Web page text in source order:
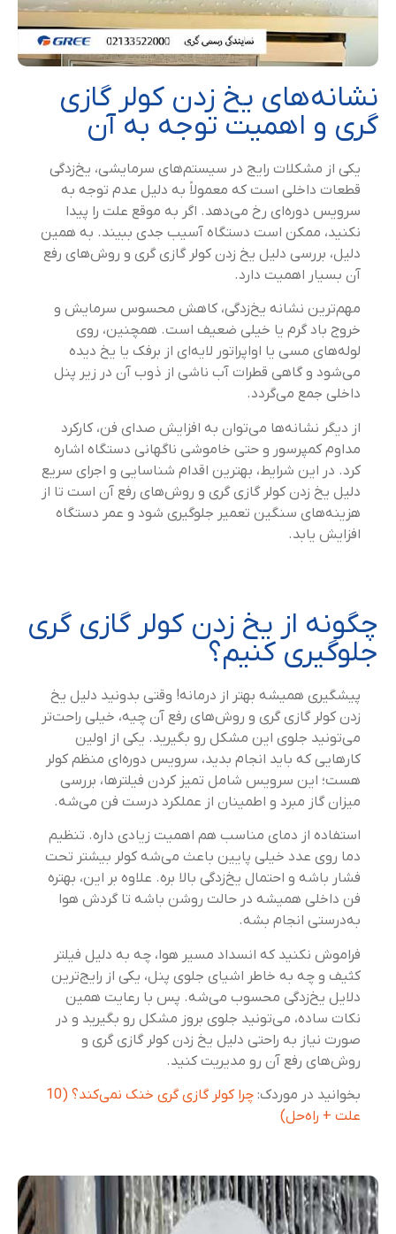
نشانه‌های یخ زدن کولر گازی
گری و اهمیت توجه به آن
یکی از مشکلات رایج در سیستم‌های سرمایشی، یخ‌زدگی
قطعات داخلی است که معمولاً به دلیل عدم توجه به
سرویس دوره‌ای رخ می‌دهد. اگر به موقع علت را پیدا
نکنید، ممکن است دستگاه آسیب جدی ببیند. به همین
دلیل، بررسی دلیل یخ زدن کولر گازی گری و روش‌های رفع
آن بسیار اهمیت دارد.
مهم‌ترین نشانه یخ‌زدگی، کاهش محسوس سرمایش و
خروج باد گرم یا خیلی ضعیف است. همچنین، روی
لوله‌های مسی یا اواپراتور لایه‌ای از برفک یا یخ دیده
می‌شود و گاهی قطرات آب ناشی از ذوب آن در زیر پنل
داخلی جمع می‌گردد.
از دیگر نشانه‌ها می‌توان به افزایش صدای فن، کارکرد
مداوم کمپرسور و حتی خاموشی ناگهانی دستگاه اشاره
کرد. در این شرایط، بهترین اقدام شناسایی و اجرای سریع
دلیل یخ زدن کولر گازی گری و روش‌های رفع آن است تا از
هزینه‌های سنگین تعمیر جلوگیری شود و عمر دستگاه
افزایش یابد.
چگونه از یخ زدن کولر گازی گری
جلوگیری کنیم؟
پیشگیری همیشه بهتر از درمانه! وقتی بدونید دلیل یخ
زدن کولر گازی گری و روش‌های رفع آن چیه، خیلی راحت‌تر
می‌تونید جلوی این مشکل رو بگیرید. یکی از اولین
کارهایی که باید انجام بدید، سرویس دوره‌ای منظم کولر
هست؛ این سرویس شامل تمیز کردن فیلترها، بررسی
میزان گاز مبرد و اطمینان از عملکرد درست فن می‌شه.
استفاده از دمای مناسب هم اهمیت زیادی داره. تنظیم
دما روی عدد خیلی پایین باعث می‌شه کولر بیشتر تحت
فشار باشه و احتمال یخ‌زدگی بالا بره. علاوه بر این، بهتره
فن داخلی همیشه در حالت روشن باشه تا گردش هوا
به‌درستی انجام بشه.
فراموش نکنید که انسداد مسیر هوا، چه به دلیل فیلتر
کثیف و چه به خاطر اشیای جلوی پنل، یکی از رایج‌ترین
دلایل یخ‌زدگی محسوب می‌شه. پس با رعایت همین
نکات ساده، می‌تونید جلوی بروز مشکل رو بگیرید و در
صورت نیاز به راحتی دلیل یخ زدن کولر گازی گری و
روش‌های رفع آن رو مدیریت کنید.
بخوانید در موردک:
چرا کولر گازی گری خنک نمی‌کند؟ (10
علت + راه‌حل)